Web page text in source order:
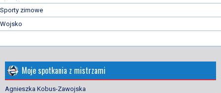
Sporty zimowe
Wojsko
Moje spotkania z mistrzami
Agnieszka Kobus-Zawojska